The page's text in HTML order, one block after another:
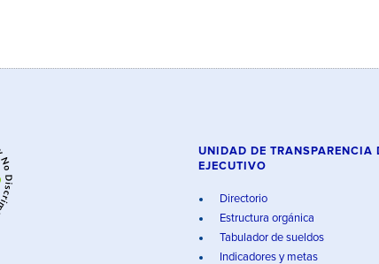
UNIDAD DE TRANSPARENCIA
EJECUTIVO
Directorio
Estructura orgánica
Tabulador de sueldos
Indicadores y metas